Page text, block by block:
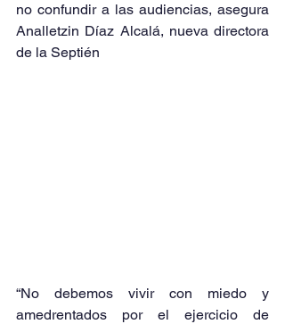
no confundir a las audiencias, asegura
Analletzin Díaz Alcalá, nueva directora
de la Septién
“No debemos vivir con miedo y
amedrentados por el ejercicio de